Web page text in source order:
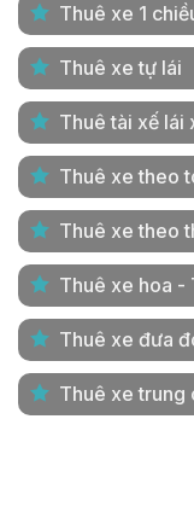
Thuê xe 1
Thuê xe tự lái
Thuê tài xế lái
Thuê xe theo
Thuê xe theo
Thuê xe hoa -
Thuê xe đưa
Thuê xe trung